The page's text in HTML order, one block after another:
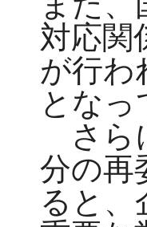
対応関
が行わ
とな
さら
分の再
ると、